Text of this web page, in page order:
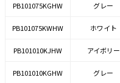
PB101075KGHW グレー
PB101075KWHW ホワイト
PB101010KJHW アイボリー
PB101010KGHW グレー